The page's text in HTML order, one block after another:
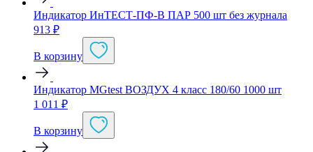
Индикатор ИнТЕСТ-ПФ-В ПАР 500 шт без журнала
913 ₽
В корзину
Индикатор MGtest ВОЗДУХ 4 класс 180/60 1000 шт
1 011 ₽
В корзину